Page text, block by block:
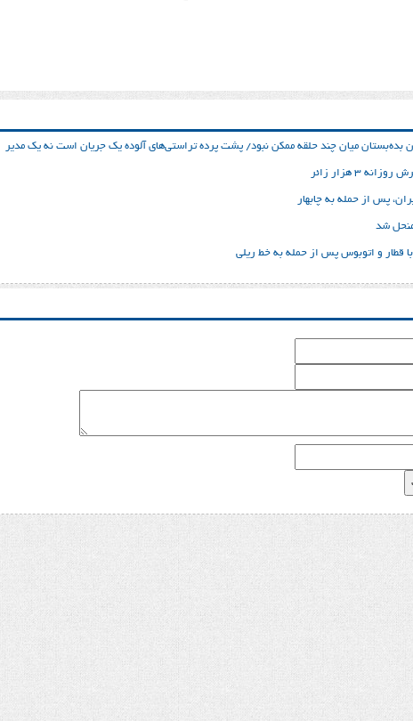
بده‌بستان میان چند حلقه ممکن نبود/ پشت پرده تراستی‌‌های آلوده یک جریان است نه یک مدیر
۳ هزار زائر
منحل شد
قطار و اتوبوس پس از حمله به خط ریلی